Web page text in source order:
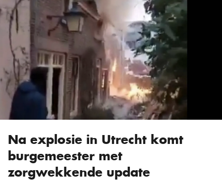
Na explosie in Utrecht komt
burgemeester met
zorgwekkende update